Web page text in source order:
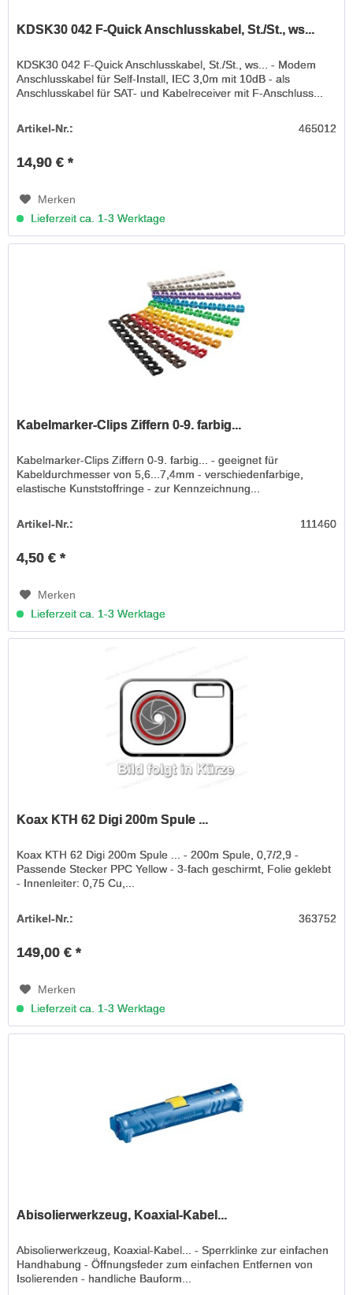
KDSK30 042 F-Quick Anschlusskabel, St./St., ws...
KDSK30 042 F-Quick Anschlusskabel, St./St., ws... - Modem
Anschlusskabel für Self-Install, IEC 3,0m mit 10dB - als
Anschlusskabel für SAT- und Kabelreceiver mit F-Anschluss...
Artikel-Nr.: 465012
14,90 € *
Merken
Lieferzeit ca. 1-3 Werktage
Kabelmarker-Clips Ziffern 0-9. farbig...
Kabelmarker-Clips Ziffern 0-9. farbig... - geeignet für
Kabeldurchmesser von 5,6...7,4mm - verschiedenfarbige,
elastische Kunststoffringe - zur Kennzeichnung...
Artikel-Nr.: 111460
4,50 € *
Merken
Lieferzeit ca. 1-3 Werktage
Koax KTH 62 Digi 200m Spule ...
Koax KTH 62 Digi 200m Spule ... - 200m Spule, 0,7/2,9 -
Passende Stecker PPC Yellow - 3-fach geschirmt, Folie geklebt
- Innenleiter: 0,75 Cu,...
Artikel-Nr.: 363752
149,00 € *
Merken
Lieferzeit ca. 1-3 Werktage
Abisolierwerkzeug, Koaxial-Kabel...
Abisolierwerkzeug, Koaxial-Kabel... - Sperrklinke zur einfachen
Handhabung - Öffnungsfeder zum einfachen Entfernen von
Isolierenden - handliche Bauform...